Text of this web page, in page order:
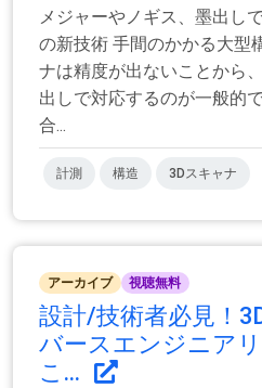
メジャーやノギス、墨出し
の新技術 手間のかかる大型
ナは精度が出ないことから
出しで対応するのが一般的
合...
計測 構造 3Dスキャナ
アーカイブ 視聴無料
設計/技術者必見！
バースエンジニア
こ...